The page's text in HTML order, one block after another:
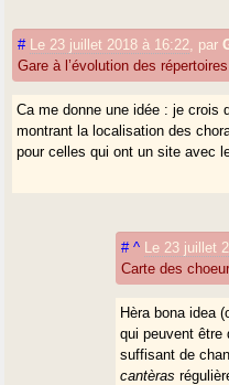
# Le 23 juillet 2018 à 16:22 par
Gare à l’évolution des
Ca me donne une idée : je crois
montrant la localisation des
pour celles qui ont un site avec
# ^ Le 23 juillet
Carte des
Hèra bona idea
qui peuvent être
suffisant de
cantèras